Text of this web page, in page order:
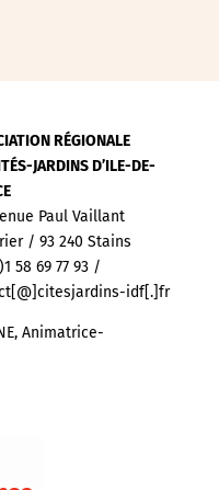
RÉGIONALE
JARDINS D’ILE-DE-
Paul Vaillant
/ 93 240 Stains
58 69 77 93 /
idf[.]fr
Animatrice-